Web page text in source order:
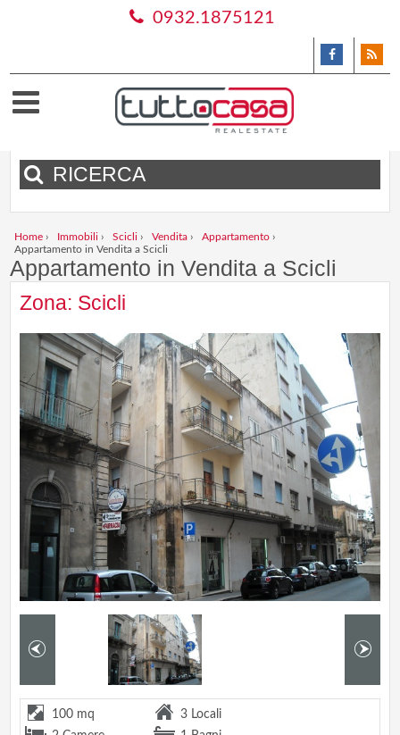
0932.1875121
RICERCA
Home › Immobili › Scicli › Vendita › Appartamento ›
Appartamento in Vendita a Scicli
Appartamento in Vendita a Scicli
Zona: Scicli
100 mq
3 Locali